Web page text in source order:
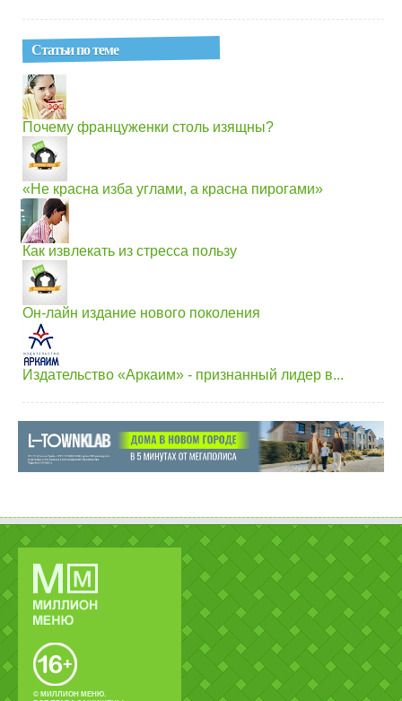
Статьи по теме
Почему француженки столь изящны?
«Не красна изба углами, а красна пирогами»
Как извлекать из стресса пользу
Он-лайн издание нового поколения
Издательство «Аркаим» - признанный лидер в...
© МИЛЛИОН МЕНЮ.